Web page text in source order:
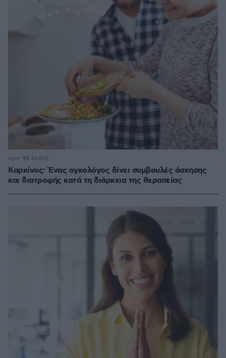
Καρκίνος: Ένας ογκολόγος δίνει συμβουλές άσκησης
και διατροφής κατά τη διάρκεια της θεραπείας
πριν 44 λεπτά